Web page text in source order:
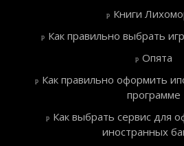
Книги
Как правильно выбрать
Опята
Как правильно оформить
программе
Как выбрать сервис для
иностранных